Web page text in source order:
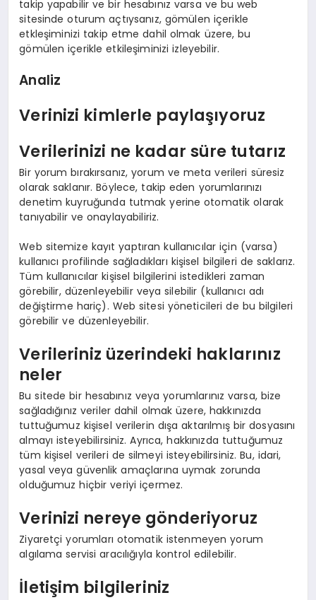
takip yapabilir ve bir hesabınız varsa ve bu web
sitesinde oturum açtıysanız, gömülen içerikle
etkleşiminizi takip etme dahil olmak üzere, bu
gömülen içerikle etkileşiminizi izleyebilir.
Analiz
Verinizi kimlerle paylaşıyoruz
Verilerinizi ne kadar süre tutarız
Bir yorum bırakırsanız, yorum ve meta verileri süresiz
olarak saklanır. Böylece, takip eden yorumlarınızı
denetim kuyruğunda tutmak yerine otomatik olarak
tanıyabilir ve onaylayabiliriz.
Web sitemize kayıt yaptıran kullanıcılar için (varsa)
kullanıcı profilinde sağladıkları kişisel bilgileri de saklarız.
Tüm kullanıcılar kişisel bilgilerini istedikleri zaman
görebilir, düzenleyebilir veya silebilir (kullanıcı adı
değiştirme hariç). Web sitesi yöneticileri de bu bilgileri
görebilir ve düzenleyebilir.
Verileriniz üzerindeki haklarınız
neler
Bu sitede bir hesabınız veya yorumlarınız varsa, bize
sağladığınız veriler dahil olmak üzere, hakkınızda
tuttuğumuz kişisel verilerin dışa aktarılmış bir dosyasını
almayı isteyebilirsiniz. Ayrıca, hakkınızda tuttuğumuz
tüm kişisel verileri de silmeyi isteyebilirsiniz. Bu, idari,
yasal veya güvenlik amaçlarına uymak zorunda
olduğumuz hiçbir veriyi içermez.
Verinizi nereye gönderiyoruz
Ziyaretçi yorumları otomatik istenmeyen yorum
algılama servisi aracılığıyla kontrol edilebilir.
İletişim bilgileriniz